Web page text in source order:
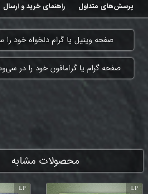
راهنمای خرید و ارسال پرسش‌های متداول
​صفحه وینیل یا گرام دلخواه خود
​صفحه گرام یا گرامافون خود را در
محصولات مشابه
LP
LP